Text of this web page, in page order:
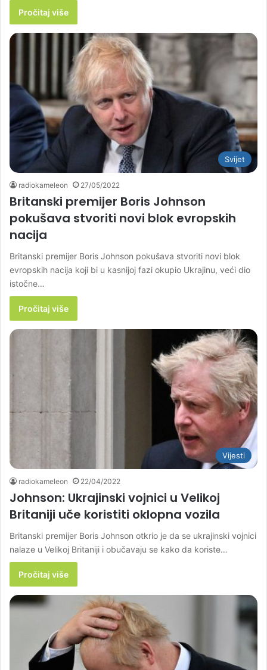
Pročitaj više
Svijet
radiokameleon 27/05/2022
Britanski premijer Boris Johnson
pokušava stvoriti novi blok evropskih
nacija
Britanski premijer Boris Johnson pokušava stvoriti novi blok
evropskih nacija koji bi u kasnijoj fazi okupio Ukrajinu, veći dio
istočne…
Pročitaj više
Vijesti
radiokameleon 22/04/2022
Johnson: Ukrajinski vojnici u Velikoj
Britaniji uče koristiti oklopna vozila
Britanski premijer Boris Johnson otkrio je da se ukrajinski vojnici
nalaze u Velikoj Britaniji i obučavaju se kako da koriste…
Pročitaj više